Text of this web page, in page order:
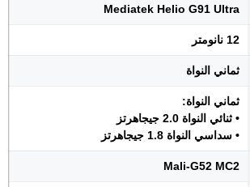
Mediatek Helio G91 Ultra
12 نانومتر
ثماني النواة
ثماني النواة:
• ثنائي النواة 2.0 جيجاهرتز
• سداسي النواة 1.8 جيجاهرتز
Mali-G52 MC2